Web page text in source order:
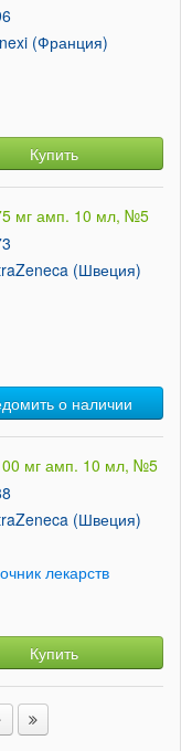
(Франция)
Купить
мг амп. 10 мл, №5
(Швеция)
о наличии
мг амп. 10 мл, №5
(Швеция)
лекарств
Купить